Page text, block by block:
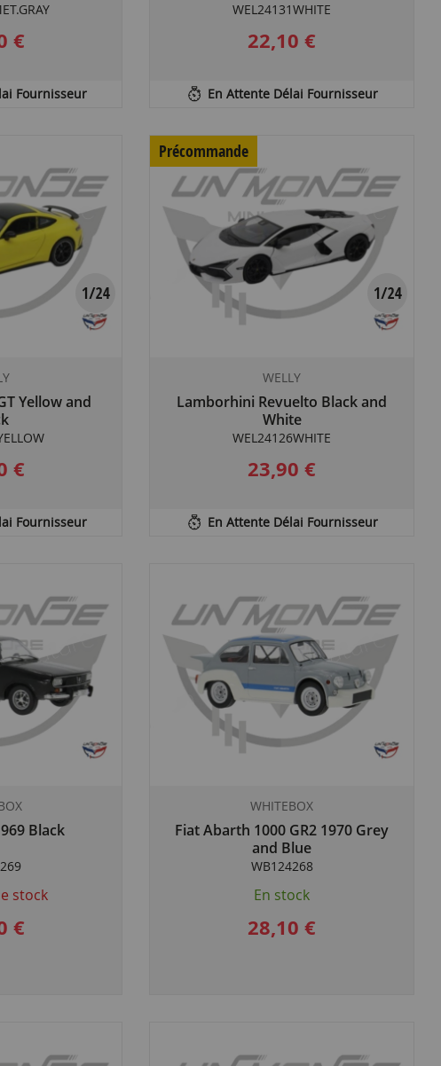
€
Fournisseur
WEL24131WHITE
22,10 €
En Attente Délai Fournisseur
Yellow and
€
Fournisseur
Précommande
WELLY
Lamborhini Revuelto Black and
White
WEL24126WHITE
23,90 €
En Attente Délai Fournisseur
Black
stock
€
WHITEBOX
Fiat Abarth 1000 GR2 1970 Grey
and Blue
WB124268
En stock
28,10 €